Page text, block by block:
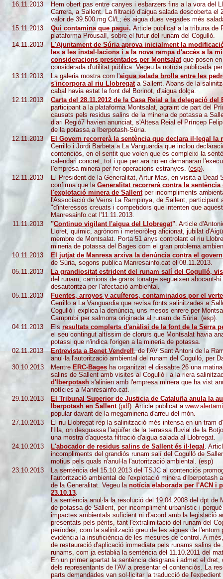
16.11.2013
Hem obert pas entre canyes i esbarzers fins a la vora del
Carrera, a Sallent. La filtració d'aigua salada descoberta el
valor de 39.500 mg Cl/L; és aigua dues vegades més
15.11.2013 Qui contamina que pagui. Article publicat a la tribuna de
plataforma Prousal!, sobre el futur del runam del Cogulló.
14.11.2013
L'Ajuntament de Súria aprova inicialment la
les a les instal·lacions i a la nova rampa d'accés a la
consideracions presentades per Montsalatque posen en
considerada d'utilitat pública. Vegeu la notícia publicada
13.11.2013 La galeria mostra com l'aigua salada brolla entre les
s'incorpora al riu Llobregata Sallent. Abans de la
cabal havia estat la font del Borinot, d'aigua dolça.
12.11.2013
Carta del 28.11.2012 de la Casa Reial a la delegació
participant a la plataforma Montsalat, agraint de part del
causats pels residus salins de la mineria de potassa a
diari Regió7 havien anunciat, s'Altesa Reial el Príncep
de la potassa a Iberpotash-Súria.
12.11.2013
El Govern recorrerà la sentència que declara il·legal
Cerrillo i Jordi Barbeta a La Vanguardia que inclou
contenciós, en el sentit que volen que es compleixi la
calendari concret, tot i que per ara no en demanaran
I'empresa minera per fer operacions estranyes. (esp).
12.11.2013
El President de la Generalitat, Artur Mas, en visita a
confirma que la Generalitat recorrerà contra la
l'explotació minera de Sallentper incompliments
l'Associació de Veïns La Rampinya, de Sallent,
"d'interessos creuats i competidors que intenten que
Manresainfo.cat l'11.11.2013.
11.11.2013 "Continuo vigilant l'aigua del Llobregat". Article
Lloret, químic, agrònom i meteoròleg aficionat, jubilat
membre de Montsalat. Porta 51 anys controlant el riu
mineria de potassa del Bages com el gran problema
10.11.2013
El jutjat de Manresa arxiva la denúncia contra el
de Súria, segons publica Manresainfo.cat el 08.11.2013.
05.11.2013
La grandiositat estrident del runam salí del Cogulló,
del runam, camions de grans tonatge segueixen abocant-
desautoritza per l'afectació ambiental.
05.11.2013
Fuentes, arroyos y acuíferos, contaminados por el
Cerrillo a La Vanguardia que revisa fonts salinitzades a
Cogulló i explica la denúncia, uns mesos enrere per
Camprubí per salmorra originada al runam de Súria. (esp).
04.11.2013
Els resultats complerts d'anàlisi de la font de la Serra
el seu contingut altíssim de clorurs que Montsalat havia
potassi que n'indica l'origen a la mineria de potassa.
02.11.2013
Entrevista a Benet Vendrell, de l'AV Sant Antoni de la
anul·la l'autorització ambiental del runam del Cogulló, per
30.10.2013
Mentre ERC-Bages ha organitzat el dissabte 26 una
salins de Sallent amb visites al Cogulló i a la riera
d'Iberpotash s'alinien amb l'empresa minera que ha vist
notícies a Manresainfo.cat.
29.10.2013
El Tribunal Superior de Justicia de Cataluña anula la
Iberpotash en Sallent(pdf). Article publicat a
popular davant de la megamineria d'arreu del món.
27.10.2013
El riu Llobregat rep la salinització més intensa en un tram
l'Illa, on desguassa l'aqüífer de la terrassa fluvial de la
una mostra d'aquesta filtració d'aigua salada al Llobregat.
24.10.2013
L'abocador de residus salins de Sallent és il·legal .
incompliments del grandiós runam salí del Cogulló de
motius pels quals n'anul·la l'autorització ambiental. (esp)
23.10.2013
La sentència del 15.10.2013 del TSJC al contenciós
l'autorització ambiental de l'explotació minera
de la Generalitat. Vegeu la notícia elaborada per l'ACN i
23.10.13.
La sentència anul·la la resolució del 19.04.2008 del dpt
de potassa de Sallent, per incompliment urbanístic i
impactes ambientals suficient ni d'acord amb la legislació
presentats pels pèrits, tant l'extralimitació del runam del
períodes, com la salinització greu de les aigües de
evidència la insuficiència de les mesures de control. A
de restauració d'aplicació immediata pels runams salins
runams, com ja establia la sentència del 11.10.2011 del
En un primer apartat la sentència desgrana i admet el
dels representants de l'AV a presentar el contenciós. La
parts demandades van sol·licitar la traducció de